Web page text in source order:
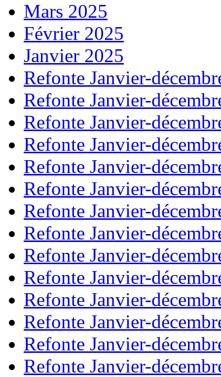
Mars 2025
Février 2025
Janvier 2025
Refonte Janvier-
Refonte Janvier-
Refonte Janvier-
Refonte Janvier-
Refonte Janvier-
Refonte Janvier-
Refonte Janvier-
Refonte Janvier-
Refonte Janvier-
Refonte Janvier-
Refonte Janvier-
Refonte Janvier-
Refonte Janvier-
Refonte Janvier-